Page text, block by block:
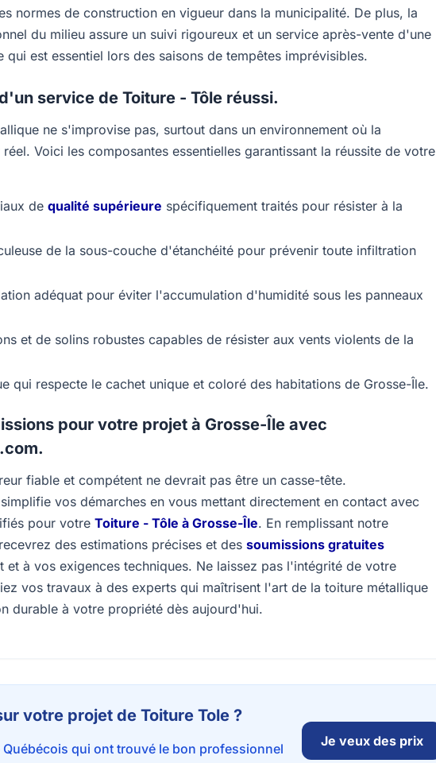
normes de construction en vigueur dans la municipalité. De plus, la
du milieu assure un suivi rigoureux et un service après-vente d'une
est essentiel lors des saisons de tempêtes imprévisibles.
service de Toiture - Tôle réussi.
ne s'improvise pas, surtout dans un environnement où la
Voici les composantes essentielles garantissant la réussite de votre
de qualité supérieure spécifiquement traités pour résister à la
de la sous-couche d'étanchéité pour prévenir toute infiltration
adéquat pour éviter l'accumulation d'humidité sous les panneaux
et de solins robustes capables de résister aux vents violents de la
qui respecte le cachet unique et coloré des habitations de Grosse-Île.
pour votre projet à Grosse-Île avec
fiable et compétent ne devrait pas être un casse-tête.
vos démarches en vous mettant directement en contact avec
pour votre Toiture - Tôle à Grosse-Île. En remplissant notre
des estimations précises et des soumissions gratuites
et à vos exigences techniques. Ne laissez pas l'intégrité de votre
vos travaux à des experts qui maîtrisent l'art de la toiture métallique
durable à votre propriété dès aujourd'hui.
votre projet de Toiture Tole ?
Québécois qui ont trouvé le bon professionnel
Je veux des prix